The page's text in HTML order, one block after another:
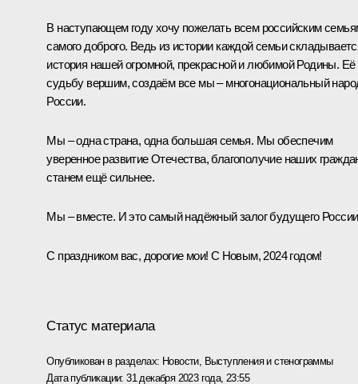
В наступающем году хочу пожелать всем российским
самого доброго. Ведь из истории каждой семьи
история нашей огромной, прекрасной и любимой Родины. Её
судьбу вершим, создаём все мы – многонациональный
России.
Мы – одна страна, одна большая семья. Мы обеспечим
уверенное развитие Отечества, благополучие наших
станем ещё сильнее.
Мы – вместе. И это самый надёжный залог будущего
С праздником вас, дорогие мои! С Новым, 2024 годом!
Статус материала
Опубликован в разделах: Новости, Выступления и стенограммы
Дата публикации:31 декабря 2023 года, 23:55